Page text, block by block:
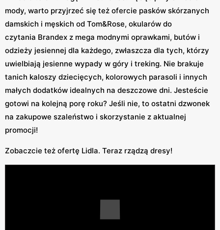
mody, warto przyjrzeć się też ofercie pasków skórzanych
damskich i męskich od Tom&Rose, okularów do
czytania Brandex z mega modnymi oprawkami, butów i
odzieży jesiennej dla każdego, zwłaszcza dla tych, którzy
uwielbiają jesienne wypady w góry i treking. Nie brakuje
tanich kaloszy dziecięcych, kolorowych parasoli i innych
małych dodatków idealnych na deszczowe dni. Jesteście
gotowi na kolejną porę roku? Jeśli nie, to ostatni dzwonek
na zakupowe szaleństwo i skorzystanie z aktualnej
promocji!
Zobaczcie też ofertę Lidla. Teraz rządzą dresy!